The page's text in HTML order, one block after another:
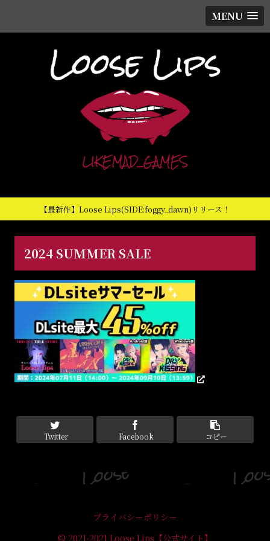
MENU
【最新作】Loose Lips(SIDE:foggy_dawn)リリース！
2024 SUMMER SALE
Twitter Facebook コピー
プライバシーポリシー
© 2021-2021 Loose Lips【公式サイト】